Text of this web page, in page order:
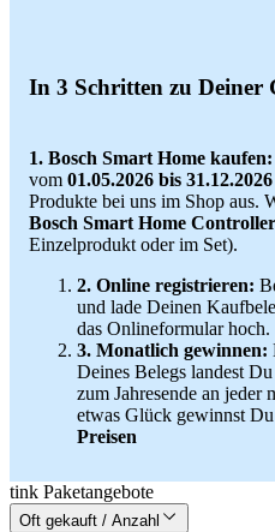
In 3 Schritten zu Deiner
1. Bosch Smart Home kaufen:
vom 01.05.2026 bis 31.12.2026
Produkte bei uns im Shop aus.
Bosch Smart Home
Einzelprodukt oder im Set).
2. Online registrieren:
und lade Deinen
das Onlineformular hoch.
3. Monatlich gewinnen:
Deines Belegs landest
zum Jahresende an
etwas Glück gewinnst
Preisen
tink Paketangebote
Oft gekauft / Anzahl